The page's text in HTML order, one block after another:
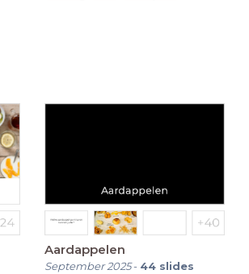
Aardappelen
September 2025- 44 slides